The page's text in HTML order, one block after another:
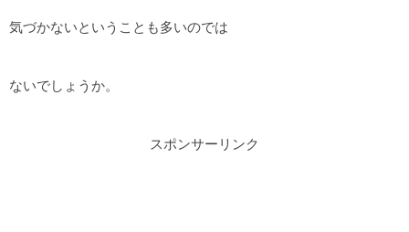
気づかないということも多いのでは
ないでしょうか。
スポンサーリンク